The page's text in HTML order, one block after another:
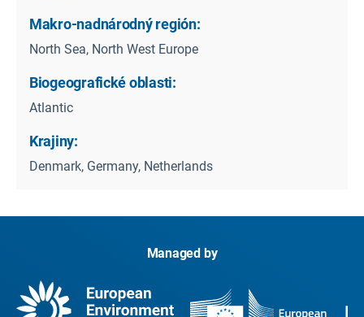
Makro-nadnárodný región:
North Sea, North West Europe
Biogeografické oblasti:
Atlantic
Krajiny:
Denmark, Germany, Netherlands
Managed by